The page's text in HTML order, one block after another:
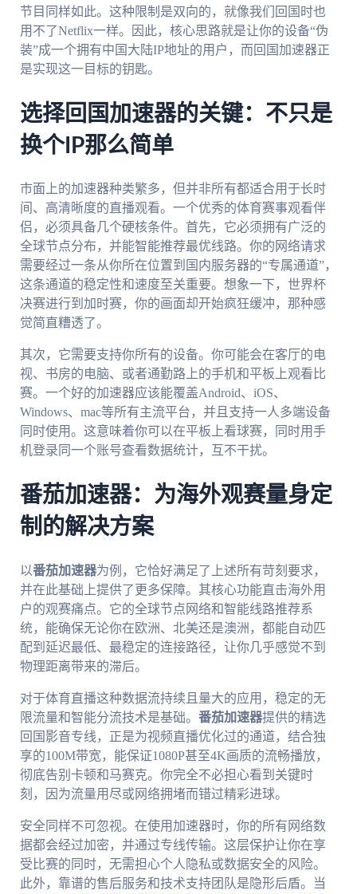
节目同样如此。这种限制是双向的，就像我们回国时也
用不了Netflix一样。因此，核心思路就是让你的设备“伪
装”成一个拥有中国大陆IP地址的用户，而回国加速器正
是实现这一目标的钥匙。
选择回国加速器的关键：不只是
换个IP那么简单
市面上的加速器种类繁多，但并非所有都适合用于长时
间、高清晰度的直播观看。一个优秀的体育赛事观看伴
侣，必须具备几个硬核条件。首先，它必须拥有广泛的
全球节点分布，并能智能推荐最优线路。你的网络请求
需要经过一条从你所在位置到国内服务器的“专属通道”，
这条通道的稳定性和速度至关重要。想象一下，世界杯
决赛进行到加时赛，你的画面却开始疯狂缓冲，那种感
觉简直糟透了。
其次，它需要支持你所有的设备。你可能会在客厅的电
视、书房的电脑、或者通勤路上的手机和平板上观看比
赛。一个好的加速器应该能覆盖Android、iOS、
Windows、mac等所有主流平台，并且支持一人多端设备
同时使用。这意味着你可以在平板上看球赛，同时用手
机登录同一个账号查看数据统计，互不干扰。
番茄加速器：为海外观赛量身定
制的解决方案
以番茄加速器为例，它恰好满足了上述所有苛刻要求，
并在此基础上提供了更多保障。其核心功能直击海外用
户的观赛痛点。它的全球节点网络和智能线路推荐系
统，能确保无论你在欧洲、北美还是澳洲，都能自动匹
配到延迟最低、最稳定的连接路径，让你几乎感觉不到
物理距离带来的滞后。
对于体育直播这种数据流持续且量大的应用，稳定的无
限流量和智能分流技术是基础。 番茄加速器提供的精选
回国影音专线，正是为视频直播优化过的通道，结合独
享的100M带宽，能保证1080P甚至4K画质的流畅播放，
彻底告别卡顿和马赛克。你完全不必担心看到关键时
刻，因为流量用尽或网络拥堵而错过精彩进球。
安全同样不可忽视。在使用加速器时，你的所有网络数
据都会经过加密，并通过专线传输。这层保护让你在享
受比赛的同时，无需担心个人隐私或数据安全的风险。
此外，靠谱的售后服务和技术支持团队是隐形后盾。当